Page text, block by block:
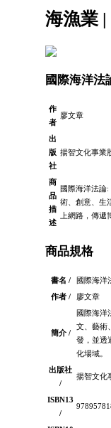
海漁業
國際海洋法
作
者
廖文章
出
版
社
揚智文化事業
商
品
描
述
國際海洋法論
術、創意、生
上網路，傳遞
商品規格
書名 /
國際海洋
作者 /
廖文章
簡介 /
國際海洋
文、藝術
發，並透
化場域。
出版社
/
揚智文化
ISBN13
/